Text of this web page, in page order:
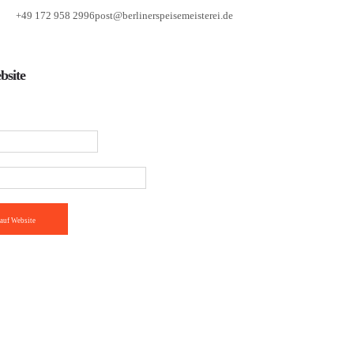
+49 172 958 2996post@berlinerspeisemeisterei.de
Website